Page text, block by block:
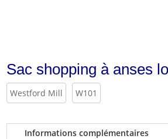
Sac shopping à anses
Westford Mill W101
Informations complémentaires